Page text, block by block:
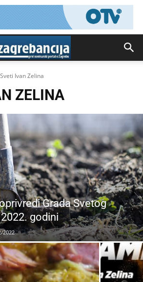
Sveti Ivan Zelina
ZELINA
Grada Svetog
godini
2022